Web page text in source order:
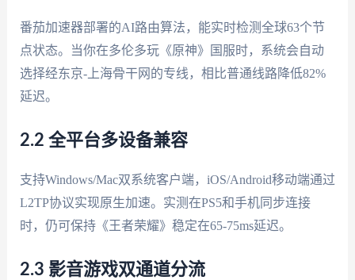
番茄加速器部署的AI路由算法，能实时检测全球63个节
点状态。当你在多伦多玩《原神》国服时，系统会自动
选择经东京-上海骨干网的专线，相比普通线路降低82%
延迟。
2.2 全平台多设备兼容
支持Windows/Mac双系统客户端，iOS/Android移动端通过
L2TP协议实现原生加速。实测在PS5和手机同步连接
时，仍可保持《王者荣耀》稳定在65-75ms延迟。
2.3 影音游戏双通道分流